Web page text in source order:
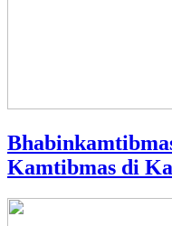
Kamtibmas di